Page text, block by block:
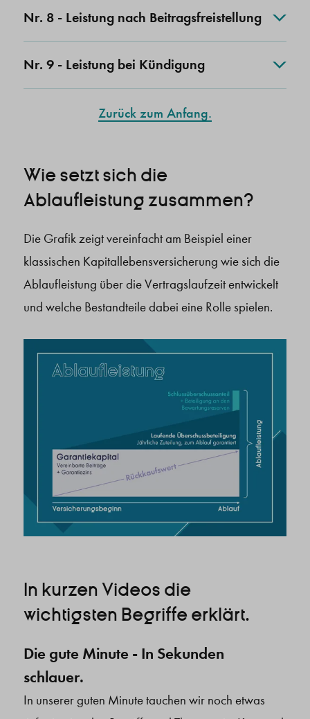
Nr. 8 - Leistung nach Beitragsfreistellung
Nr. 9 - Leistung bei Kündigung
Zurück zum Anfang.
Wie setzt sich die
Ablaufleistung zusammen?
Die Grafik zeigt vereinfacht am Beispiel einer
klassischen Kapitallebensversicherung wie sich die
Ablaufleistung über die Vertragslaufzeit entwickelt
und welche Bestandteile dabei eine Rolle spielen.
In kurzen Videos die
wichtigsten Begriffe erklärt.
Die gute Minute - In Sekunden
schlauer.
In unserer guten Minute tauchen wir noch etwas